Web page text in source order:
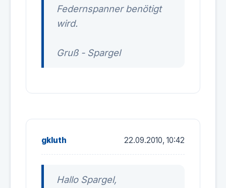
Federnspanner benötigt
wird.
Gruß - Spargel
gkluth 22.09.2010, 10:42
Hallo Spargel,